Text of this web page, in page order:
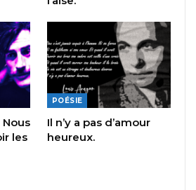
les
POÉSIE
Il n’y a pas d’amour
heureux.